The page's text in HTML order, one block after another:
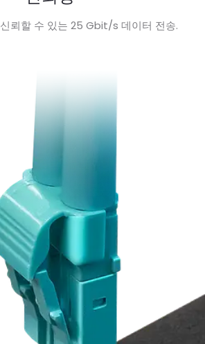
뢰할 수 있는 25 Gbit/s 데이터 전송.